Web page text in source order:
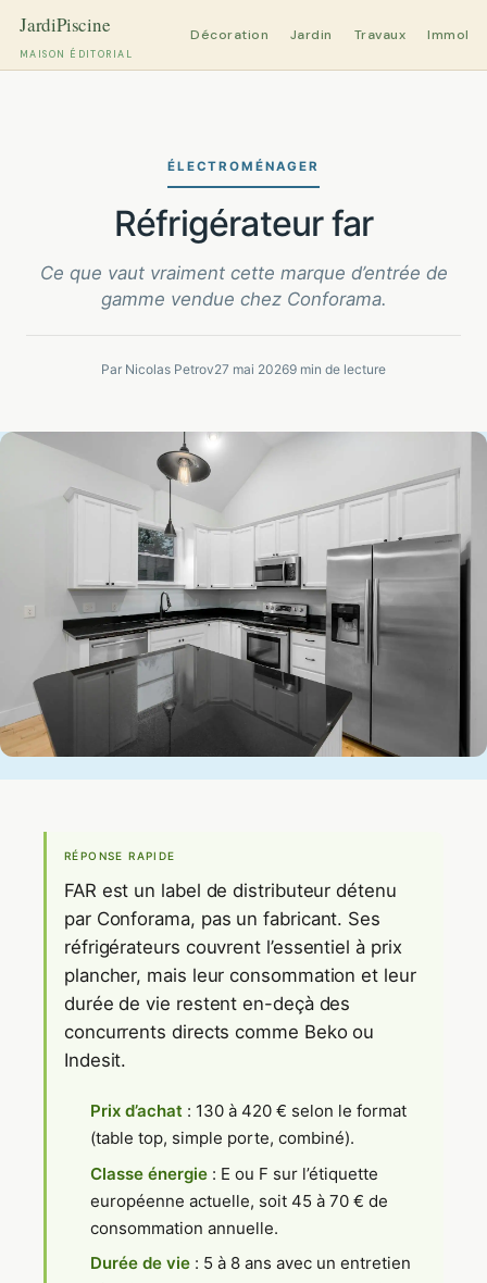
MAISON ÉDITORIAL
Décoration Jardin Travaux
ÉLECTROMÉNAGER
réfrigérateur far
Ce que vaut vraiment cette marque d’entrée de
gamme vendue chez Conforama.
Par Nicolas Petrov27 mai 20269 min de lecture
RÉPONSE RAPIDE
FAR est un label de distributeur détenu
par Conforama, pas un fabricant. Ses
réfrigérateurs couvrent l’essentiel à prix
plancher, mais leur consommation et leur
durée de vie restent en-deçà des
concurrents directs comme Beko ou
Indesit.
Prix d’achat : 130 à 420 € selon le format
(table top, simple porte, combiné).
Classe énergie : E ou F sur l’étiquette
européenne actuelle, soit 45 à 70 € de
consommation annuelle.
Durée de vie : 5 à 8 ans avec un entretien